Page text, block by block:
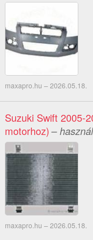
maxapro.hu – 2026.05.18.
Suzuki Swift 2005-
motorhoz) –
maxapro.hu – 2026.05.18.